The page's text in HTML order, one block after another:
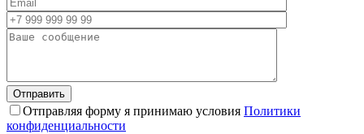
Отправляя форму я принимаю условия Политики
конфиденциальности